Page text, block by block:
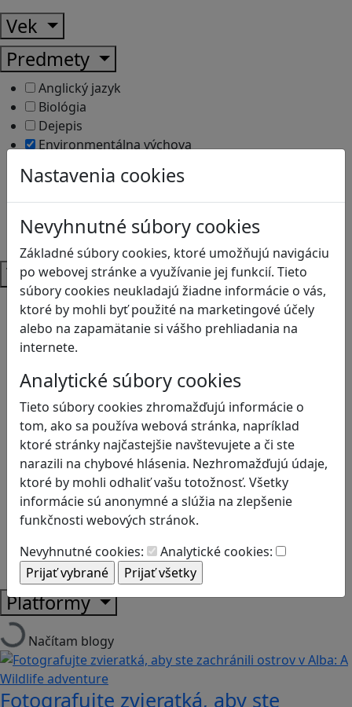
Nastavenia cookies
Nevyhnutné súbory cookies
Základné súbory cookies, ktoré umožňujú navigáciu
po webovej stránke a využívanie jej funkcií. Tieto
súbory cookies neukladajú žiadne informácie o vás,
ktoré by mohli byť použité na marketingové účely
alebo na zapamätanie si vášho prehliadania na
internete.
Analytické súbory cookies
Tieto súbory cookies zhromažďujú informácie o
tom, ako sa používa webová stránka, napríklad
ktoré stránky najčastejšie navštevujete a či ste
narazili na chybové hlásenia. Nezhromažďujú údaje,
ktoré by mohli odhaliť vašu totožnosť. Všetky
informácie sú anonymné a slúžia na zlepšenie
funkčnosti webových stránok.
Nevyhnutné cookies:
Analytické cookies:
Vek
Predmety
Anglický jazyk
Biológia
Dejepis
Environmentálna výchova
Geografia
Matematika
Občianska náuka
Vlastiveda
Témy
Bezpečnosť na internete
Čítanie s porozumením
Digitálna rovnováha
Globálne vzdelávanie
Kreativita
Kritické myslenie
Kyberšikana
Logické myslenie
Ľudské práva a tolerancia
Motorika a koncentrácia
Programovanie/Technika
Sociálne zručnosti a kooperácia
Strategické myslenie
Zdravie a pohyb
Platformy
Načítam blogy
Fotografujte zvieratká, aby ste